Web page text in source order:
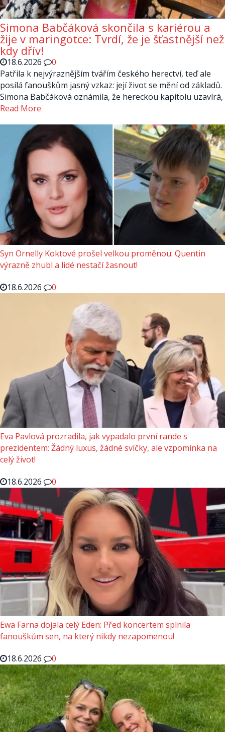
Simona Babčáková skončila s kariérou a
žije v maringotce: Tvrdí, že je šťastnější než
kdy dřív!
18.6.2026
0
Patřila k nejvýraznějším tvářím českého herectví, teď ale
posílá fanouškům jasný vzkaz: její život se mění od základů.
Simona Babčáková oznámila, že hereckou kapitolu uzavírá,
Read More
Syn Ornelly Koktové prošel velkou proměnou: Quentin
výrazně zhubl a lidé nestačí žasnout!
18.6.2026
0
Eva Pavlová prozradila, jak vypadalo první rande s
prezidentem: Žádný luxus, žádné svíčky, ale vzpomínka na
celý život!
18.6.2026
0
Ewa Farna dojala celý Eden: Před koncertem splnila
fanouškům sen, na který nikdy nezapomenou!
18.6.2026
0